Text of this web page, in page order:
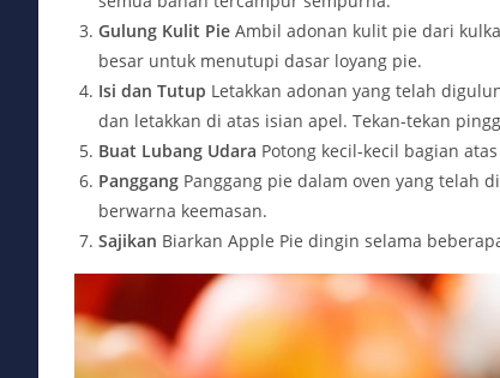
Gulung Kulit Pie Ambil adonan kulit pie dari
besar untuk menutupi dasar loyang pie.
Isi dan Tutup Letakkan adonan yang telah
dan letakkan di atas isian apel. Tekan-tekan
Buat Lubang Udara Potong kecil-kecil bagian
Panggang Panggang pie dalam oven yang telah
berwarna keemasan.
Sajikan Biarkan Apple Pie dingin selama